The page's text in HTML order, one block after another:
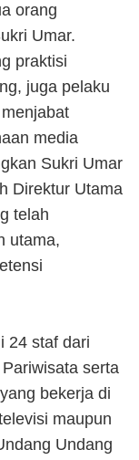
orang
Umar.
praktisi
juga pelaku
media
Sukri Umar
Direktur Utama
telah
utama,
24 staf dari
serta
bekerja di
maupun
Undang